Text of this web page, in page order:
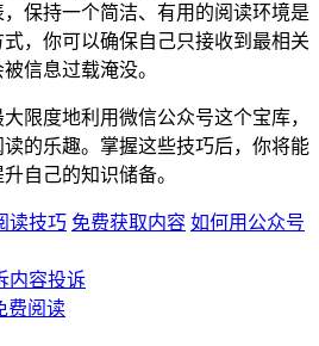
保持一个简洁、有用的阅读环境是
，你可以确保自己只接收到最相关
信息过载淹没。
限度地利用微信公众号这个宝库，
的乐趣。掌握这些技巧后，你将能
自己的知识储备。
读技巧 免费获取内容 如何用公众号
内容投诉
费阅读